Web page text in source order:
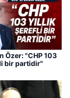
Özer: "CHP 103
bir partidir"